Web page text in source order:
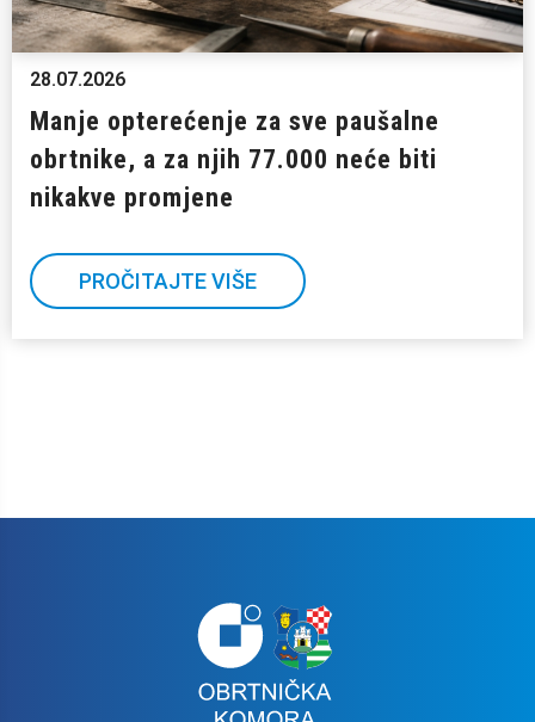
28.07.2026
Manje opterećenje za sve paušalne
obrtnike, a za njih 77.000 neće biti
nikakve promjene
PROČITAJTE VIŠE